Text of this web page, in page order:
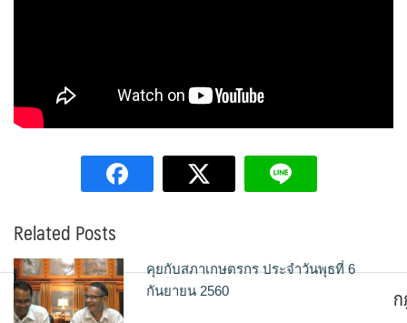
Related Posts
คุยกับสภาเกษตรกร ประจำวันพุธที่ 6
กันยายน 2560